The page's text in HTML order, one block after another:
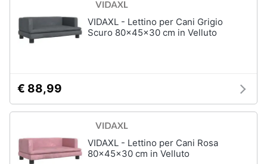
VIDAXL - Lettino per Cani Grigio
Scuro 80x45x30 cm in Velluto
€ 88,99
VIDAXL - Lettino per Cani Rosa
80x45x30 cm in Velluto